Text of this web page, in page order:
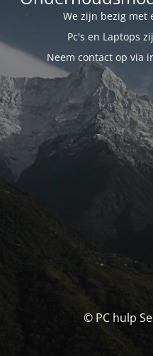
We zijn bezig met
Pc's en Laptops
Neem contact op via
© PC hulp